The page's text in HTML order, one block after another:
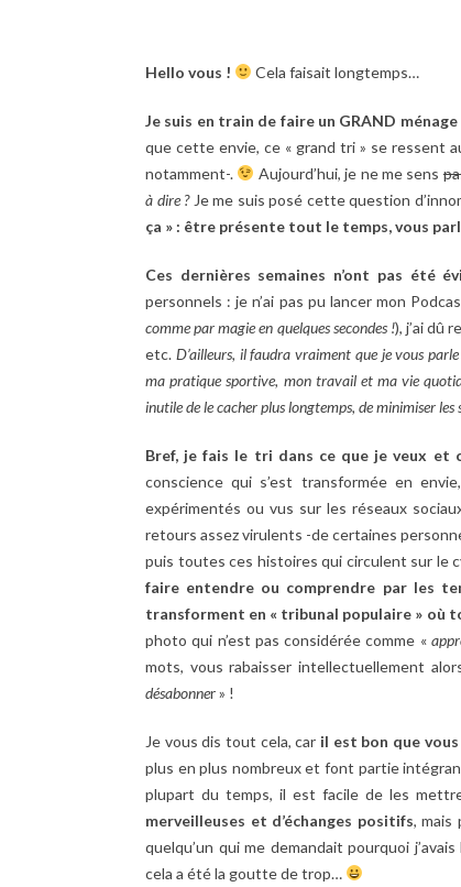
Hello vous ! Cela faisait longtemps…
Je suis en train de faire un GRAND
que cette envie, ce « grand tri » se ressent
notamment-.
Aujourd’hui, je ne me sens
à dire ?Je me suis posé cette question
ça » : être présente tout le temps, vous
Ces dernières semaines n’ont pas été
personnels : je n’ai pas pu lancer mon
comme par magie en quelques secondes !), j’ai dû
etc. D’ailleurs, il faudra vraiment que je vous
ma pratique sportive, mon travail et ma vie
inutile de le cacher plus longtemps, de minimiser
Bref, je fais le tri dans ce que je veux et
conscience qui s’est transformée en
expérimentés ou vus sur les réseaux
retours assez virulents -de certaines
puis toutes ces histoires qui circulent sur le
faire entendre ou comprendre par les
transforment en « tribunal populaire » où
photo qui n’est pas considérée comme «
mots, vous rabaisser intellectuellement
désabonner » !
Je vous dis tout cela, car il est bon que
plus en plus nombreux et font partie
plupart du temps, il est facile de les
merveilleuses et d’échanges positifs, mais
quelqu’un qui me demandait pourquoi
cela a été la goutte de trop…